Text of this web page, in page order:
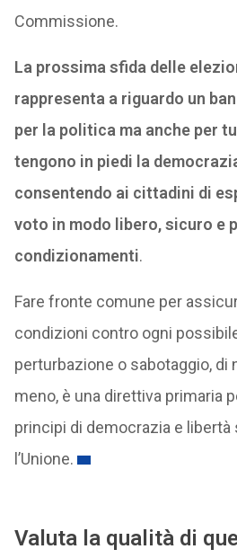
Commissione.
La prossima sfida delle
rappresenta a riguardo un
per la politica ma anche per
tengono in piedi la
consentendo ai cittadini di
voto in modo libero, sicuro e
condizionamenti.
Fare fronte comune per
condizioni contro ogni
perturbazione o sabotaggio, di
meno, è una direttiva primaria
principi di democrazia e libertà
l’Unione.
Valuta la qualità di